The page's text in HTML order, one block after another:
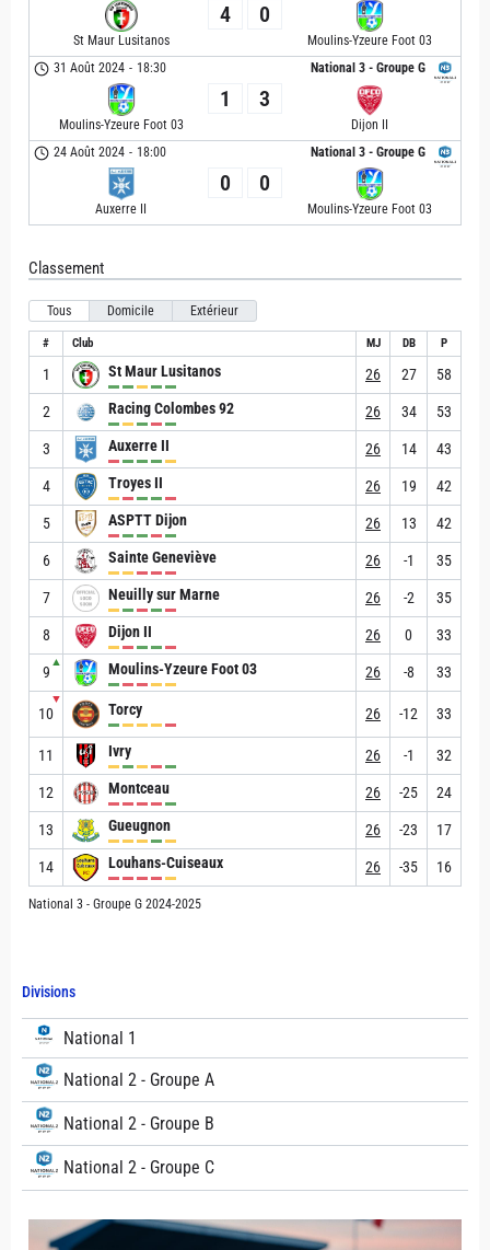
Divisions
National 1
National 2 - Groupe A
National 2 - Groupe B
National 2 - Groupe C
St Maur Lusitanos
4 0
Moulins-Yzeure Foot 03
National 3 - Groupe G
31 Août 2024 - 18:30
Moulins-Yzeure Foot 03
1 3
Dijon II
National 3 - Groupe G
24 Août 2024 - 18:00
Auxerre II
0 0
Moulins-Yzeure Foot 03
Classement
Tous Domicile Extérieur
# Club MJ DB P
1 St Maur Lusitanos 26 27 58
2 Racing Colombes 92 26 34 53
3 Auxerre II 26 14 43
4 Troyes II 26 19 42
5 ASPTT Dijon 26 13 42
6 Sainte Geneviève 26 -1 35
7 Neuilly sur Marne 26 -2 35
8 Dijon II 26 0 33
9
▲ Moulins-Yzeure Foot 03 26 -8 33
10
▼
Torcy 26 -12 33
11 Ivry 26 -1 32
12 Montceau 26 -25 24
13 Gueugnon 26 -23 17
14 Louhans-Cuiseaux 26 -35 16
National 3 - Groupe G 2024-2025